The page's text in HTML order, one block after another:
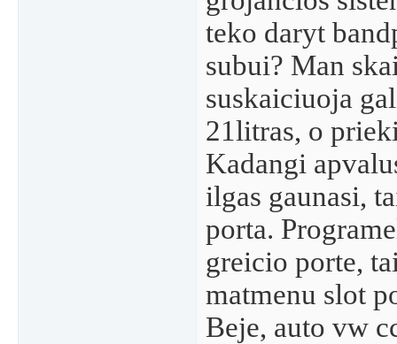
teko daryt
subui? Man
suskaiciuoja
21litras, o
Kadangi
ilgas gaunasi,
porta.
greicio porte,
matmenu slot
Beje, auto vw